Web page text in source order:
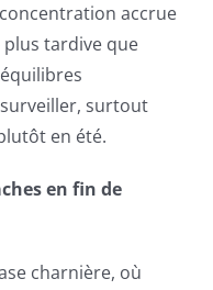
accrue
plus tardive que
surtout
en été.
en fin de
charnière, où